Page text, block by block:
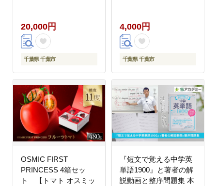
20,000円
千葉県 千葉市
さ
4,000円
千葉県 千葉市
OSMIC FIRST
PRINCESS 4箱セッ
ト 【トマト オスミッ
『短文で覚える中学英
単語1900』と著者の解
説動画と整序問題集 本